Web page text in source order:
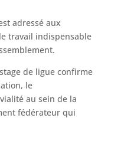
adressé aux
travail indispensable
de ligue confirme
le
au sein de la
fédérateur qui